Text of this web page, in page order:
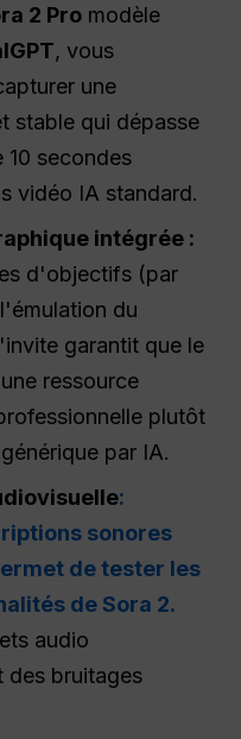
2 Pro modèle
, vous
une
stable qui dépasse
10 secondes
vidéo IA standard.
intégrée :
d'objectifs (par
du
garantit que le
ressource
plutôt
par IA.
:
sonores
de tester les
de Sora 2.
audio
des bruitages